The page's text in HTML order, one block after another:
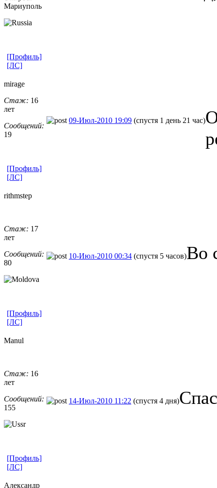
Мариуполь
[Профиль]
[ЛС]
mirage
Стаж: 16
лет
Сообщений:
19
09-Июл-2010 19:09 (спустя 1 день 21 час)
[Профиль]
[ЛС]
rithmstep
Стаж: 17
лет
Сообщений:
80
10-Июл-2010 00:34 (спустя 5 часов)Во
[Профиль]
[ЛС]
Manul
Стаж: 16
лет
Сообщений:
155
14-Июл-2010 11:22 (спустя 4 дня)
[Профиль]
[ЛС]
Александр